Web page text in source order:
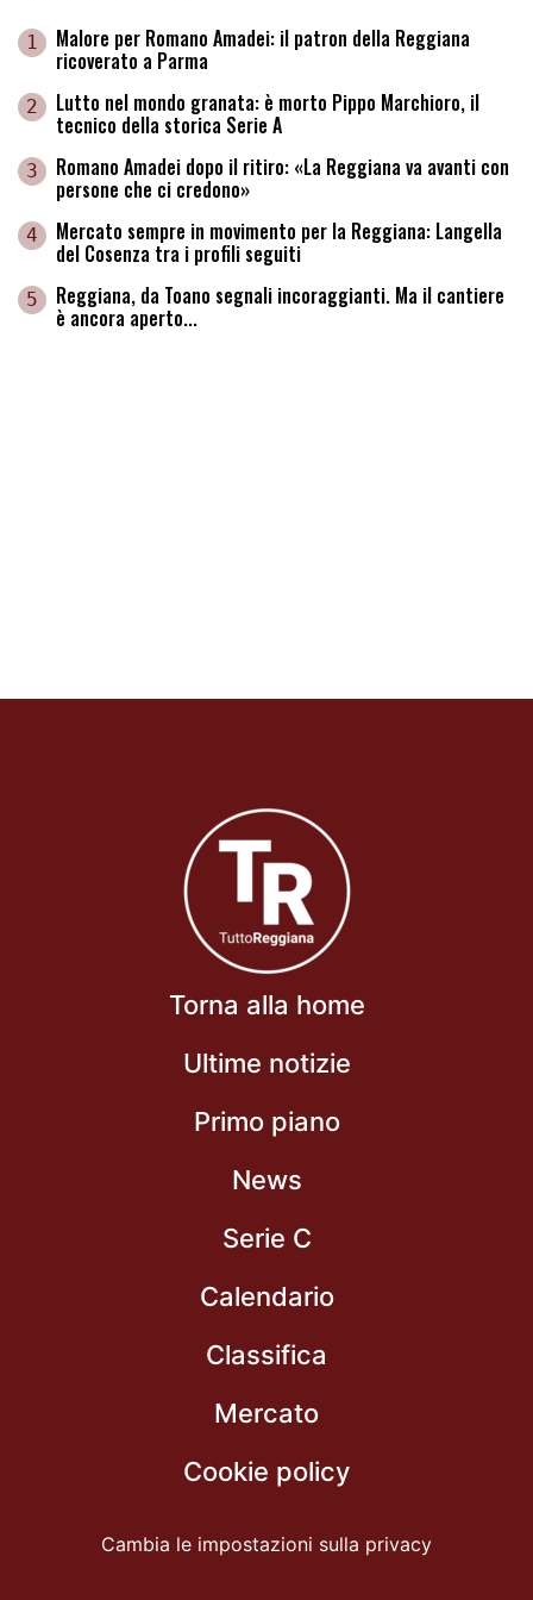
1 Malore per Romano Amadei: il patron della Reggiana
ricoverato a Parma
2 Lutto nel mondo granata: è morto Pippo Marchioro, il
tecnico della storica Serie A
3 Romano Amadei dopo il ritiro: «La Reggiana va avanti con
persone che ci credono»
4 Mercato sempre in movimento per la Reggiana: Langella
del Cosenza tra i profili seguiti
5 Reggiana, da Toano segnali incoraggianti. Ma il cantiere
è ancora aperto...
Torna alla home
Ultime notizie
Primo piano
News
Serie C
Calendario
Classifica
Mercato
Cookie policy
Cambia le impostazioni sulla privacy